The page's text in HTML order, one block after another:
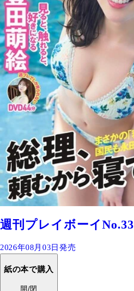
週刊プレイボーイNo.33
2026年08月03日発売
紙の本で購入
開/閉